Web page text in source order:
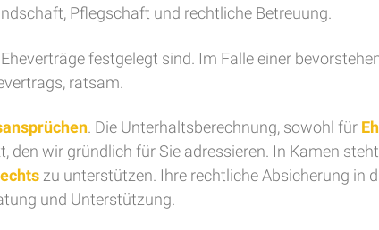
Pflegschaft und rechtliche Betreuung.
festgelegt sind. Im Falle einer
ratsam.
. Die Unterhaltsberechnung, sowohl für
wir gründlich für Sie adressieren. In Kamen
zu unterstützen. Ihre rechtliche Absicherung in
und Unterstützung.